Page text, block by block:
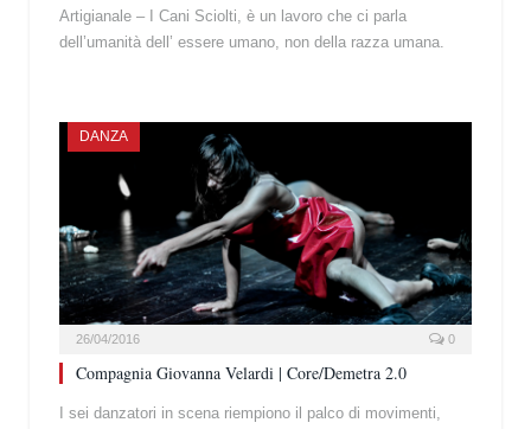
Artigianale – I Cani Sciolti, è un lavoro che ci parla
dell’umanità dell’ essere umano, non della razza umana.
DANZA
26/04/2016 0
Compagnia Giovanna Velardi | Core/Demetra 2.0
I sei danzatori in scena riempiono il palco di movimenti,